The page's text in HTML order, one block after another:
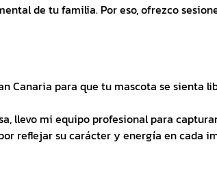
de tu familia. Por eso, ofrezco
Canaria para que tu mascota se sienta
llevo mi equipo profesional para
reflejar su carácter y energía en cada